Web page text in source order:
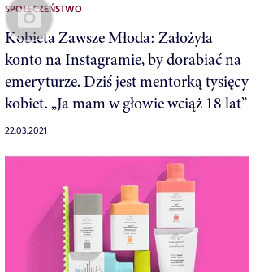
SPOŁECZEŃSTWO
Kobieta Zawsze Młoda: Założyła
konto na Instagramie, by dorabiać na
emeryturze. Dziś jest mentorką tysięcy
kobiet. „Ja mam w głowie wciąż 18 lat”
22.03.2021